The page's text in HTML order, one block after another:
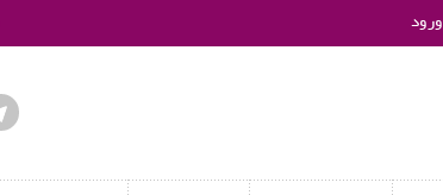
ورود